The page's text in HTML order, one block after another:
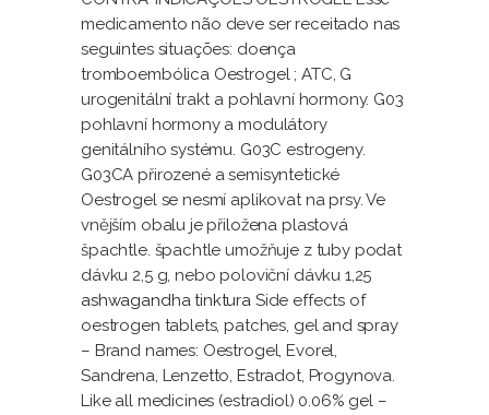
medicamento não deve ser receitado nas
seguintes situações: doença
tromboembólica Oestrogel ; ATC, G
urogenitální trakt a pohlavní hormony. G03
pohlavní hormony a modulátory
genitálního systému. G03C estrogeny.
G03CA přirozené a semisyntetické
Oestrogel se nesmí aplikovat na prsy. Ve
vnějším obalu je přiložena plastová
špachtle. špachtle umožňuje z tuby podat
dávku 2,5 g, nebo poloviční dávku 1,25
ashwagandha tinktura Side effects of
oestrogen tablets, patches, gel and spray
– Brand names: Oestrogel, Evorel,
Sandrena, Lenzetto, Estradot, Progynova.
Like all medicines (estradiol) 0.06% gel –